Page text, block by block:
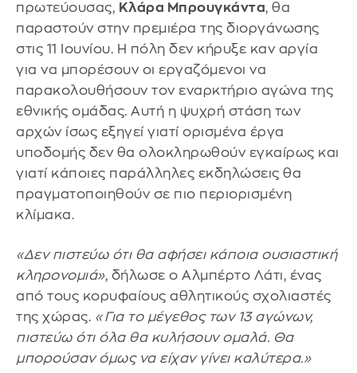
πρωτεύουσας, Κλάρα Μπρουγκάντα, θα
παραστούν στην πρεμιέρα της διοργάνωσης
στις 11 Ιουνίου. Η πόλη δεν κήρυξε καν αργία
για να μπορέσουν οι εργαζόμενοι να
παρακολουθήσουν τον εναρκτήριο αγώνα της
εθνικής ομάδας. Αυτή η ψυχρή στάση των
αρχών ίσως εξηγεί γιατί ορισμένα έργα
υποδομής δεν θα ολοκληρωθούν εγκαίρως και
γιατί κάποιες παράλληλες εκδηλώσεις θα
πραγματοποιηθούν σε πιο περιορισμένη
κλίμακα.
«Δεν πιστεύω ότι θα αφήσει κάποια ουσιαστική
κληρονομιά», δήλωσε ο Αλμπέρτο Λάτι, ένας
από τους κορυφαίους αθλητικούς σχολιαστές
της χώρας. «Για το μέγεθος των 13 αγώνων,
πιστεύω ότι όλα θα κυλήσουν ομαλά. Θα
μπορούσαν όμως να είχαν γίνει καλύτερα.»